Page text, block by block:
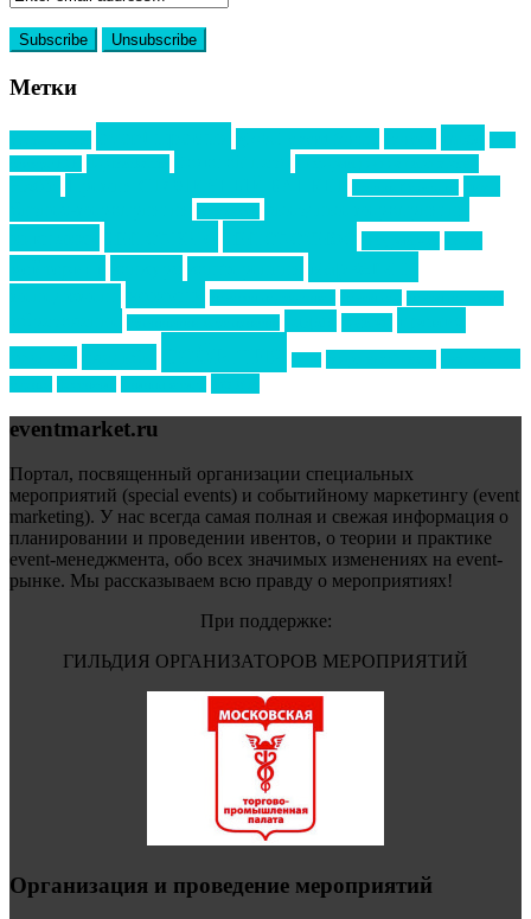
Метки
eventmarket.ru
Портал, посвященный организации специальных
мероприятий (special events) и событийному маркетингу (event
marketing). У нас всегда самая полная и свежая информация о
планировании и проведении ивентов, о теории и практике
event-менеджмента, обо всех значимых изменениях на event-
рынке. Мы рассказываем всю правду о мероприятиях!
При поддержке:
ГИЛЬДИЯ ОРГАНИЗАТОРОВ МЕРОПРИЯТИЙ
Организация и проведение мероприятий